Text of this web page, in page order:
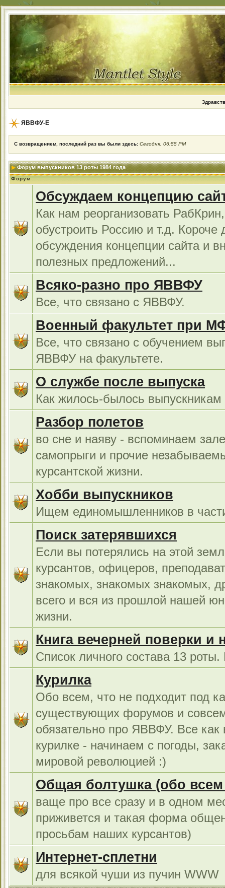
ЯВВФУ-Е
С возвращением, последний раз вы были здесь: Сегодня, 06:55 PM
Форум выпускников 13 роты 1984 года
Форум
Обсуждаем концепцию
Как нам реорганизовать
обустроить Россию и т.д. Короче
обсуждения концепции сайта и
полезных предложений...
Всяко-разно про ЯВВФУ
Все, что связано с ЯВВФУ.
Военный факультет при
Все, что связано с обучением
ЯВВФУ на факультете.
О службе после выпуска
Как жилось-былось выпускникам
Разбор полетов
во сне и наяву - вспоминаем
самопрыги и прочие
курсантской жизни.
Хобби выпускников
Ищем единомышленников в
Поиск затерявшихся
Если вы потерялись на этой
курсантов, офицеров,
знакомых, знакомых знакомых,
всего и вся из прошлой нашей
жизни.
Книга вечерней поверки и
Список личного состава 13
Курилка
Обо всем, что не подходит под
существующих форумов и
обязательно про ЯВВФУ. Все как
курилке - начинаем с погоды,
мировой революцией :)
Общая болтушка (обо всем
ваще про все сразу и в одном
приживется и такая форма
просьбам наших курсантов)
Интернет-сплетни
для всякой чуши из пучин WWW